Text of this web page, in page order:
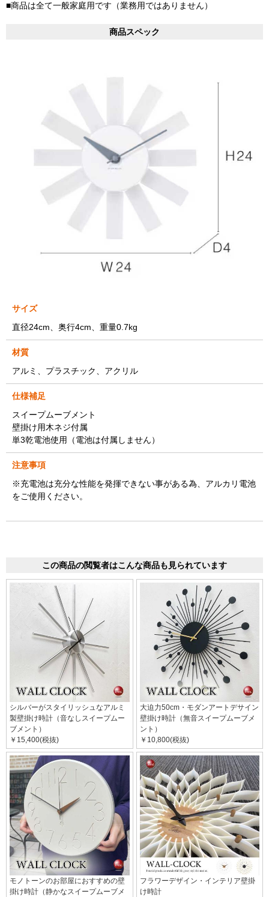
■商品は全て一般家庭用です（業務用ではありません）
商品スペック
サイズ
直径24cm、奥行4cm、重量0.7kg
材質
アルミ、プラスチック、アクリル
仕様補足
スイープムーブメント
壁掛け用木ネジ付属
単3乾電池使用（電池は付属しません）
注意事項
※充電池は充分な性能を発揮できない事がある為、アルカリ電池
をご使用ください。
この商品の閲覧者はこんな商品も見られています
シルバーがスタイリッシュなアルミ
製壁掛け時計（音なしスイープムー
ブメント）
￥15,400(税抜)
大迫力50cm・モダンアートデサイン
壁掛け時計（無音スイープムーブメ
ント）
￥10,800(税抜)
モノトーンのお部屋におすすめの壁
掛け時計（静かなスイープムーブメ
フラワーデザイン・インテリア壁掛
け時計